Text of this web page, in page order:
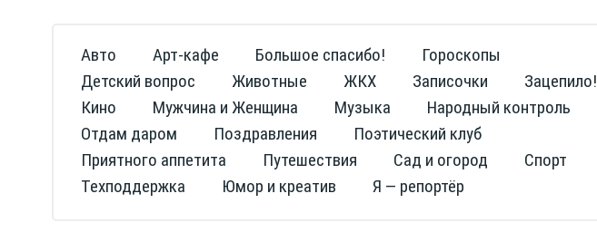
Авто Арт-кафе Большое спасибо!
Гороскопы
Детский вопрос
Животные ЖКХ Записочки
Зацепило!
Кино
Мужчина и Женщина Музыка
Народный контроль
Отдам даром
Поздравления
Поэтический клуб
Приятного аппетита
Путешествия Сад и огород
Спорт
Техподдержка
Юмор и креатив Я — репортёр